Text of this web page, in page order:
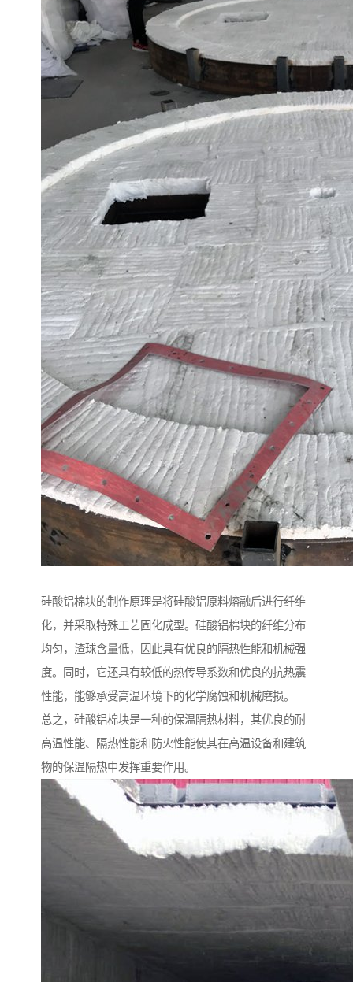
硅酸铝棉块的制作原理是将硅酸铝原料熔融后进行纤维
化，并采取特殊工艺固化成型。硅酸铝棉块的纤维分布
均匀，渣球含量低，因此具有优良的隔热性能和机械强
度。同时，它还具有较低的热传导系数和优良的抗热震
性能，能够承受高温环境下的化学腐蚀和机械磨损。
总之，硅酸铝棉块是一种的保温隔热材料，其优良的耐
高温性能、隔热性能和防火性能使其在高温设备和建筑
物的保温隔热中发挥重要作用。